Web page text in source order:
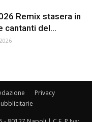
Remix stasera in
cantanti del...
Privacy